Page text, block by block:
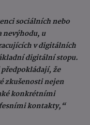
sociálních nebo
u
v digitálních
digitální stopu.
že
zkušenosti nejen
konkrétními
kontakty,“